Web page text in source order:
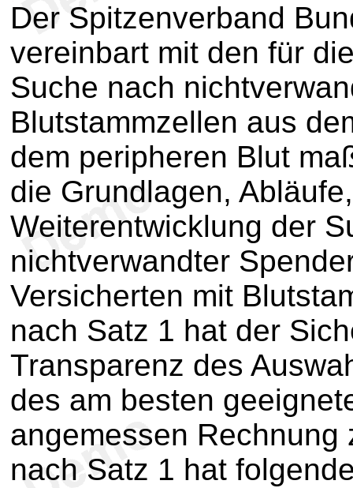
Der Spitzenverband
vereinbart mit den für
Suche nach
Blutstammzellen aus
dem peripheren Blut
die Grundlagen,
Weiterentwicklung der
nichtverwandter
Versicherten mit
nach Satz 1 hat der
Transparenz des
des am besten
angemessen Rechnung
nach Satz 1 hat